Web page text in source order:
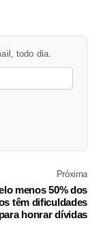
todo dia.
Próxima
menos 50% dos
têm dificuldades
para honrar dívidas